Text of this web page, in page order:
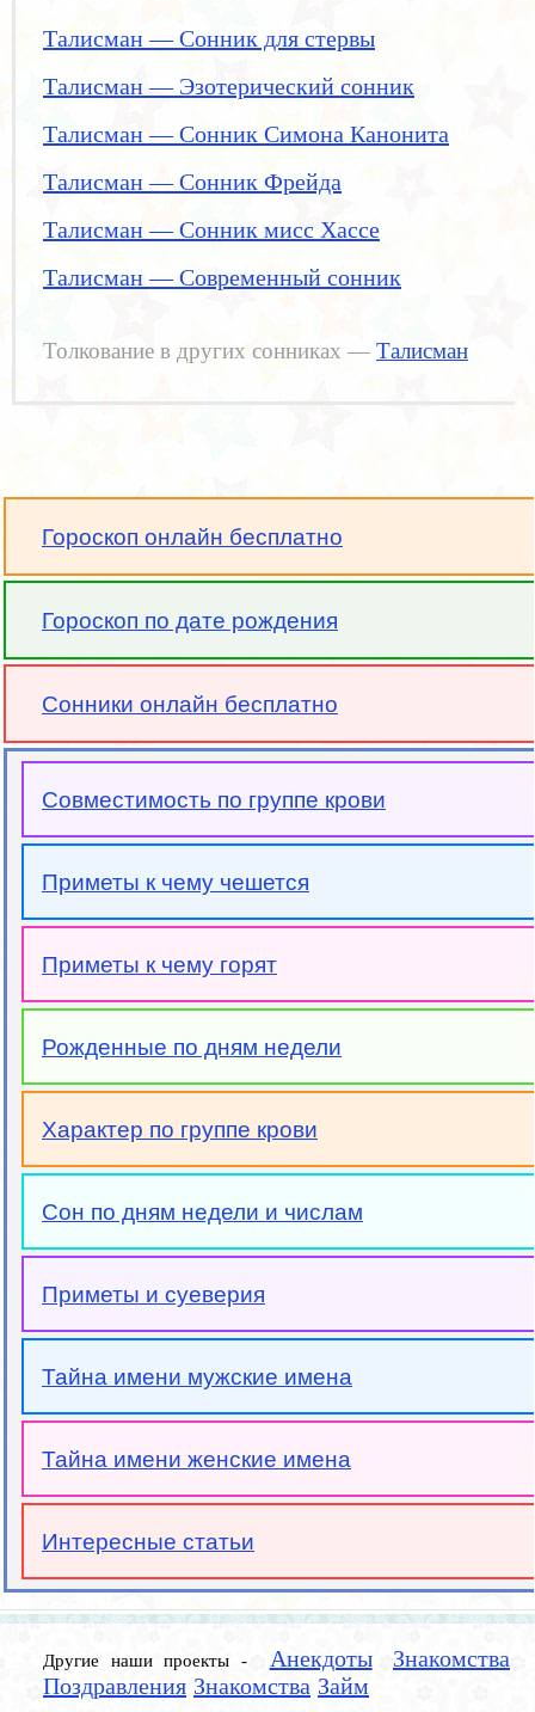
Талисман — Сонник для стервы
Талисман — Эзотерический сонник
Талисман — Сонник Симона Канонита
Талисман — Сонник Фрейда
Талисман — Сонник мисс Хассе
Талисман — Современный сонник
Толкование в других сонниках — Талисман
Гороскоп онлайн бесплатно
Гороскоп по дате рождения
Сонники онлайн бесплатно
Совместимость по группе крови
Приметы к чему чешется
Приметы к чему горят
Рожденные по дням недели
Характер по группе крови
Сон по дням недели и числам
Приметы и суеверия
Тайна имени мужские имена
Тайна имени женские имена
Интересные статьи
Другие наши проекты - Анекдоты
Знакомства
Поздравления Знакомства Займ